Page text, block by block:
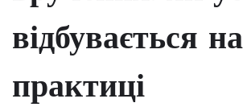
відбувається на
практиці